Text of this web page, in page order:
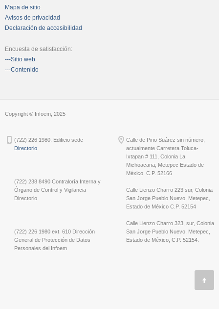
Mapa de sitio
Avisos de privacidad
Declaración de accesibilidad
Encuesta de satisfacción:
---Sitio web
---Contenido
Copyright © Infoem, 2025
(722) 226 1980. Edificio sede
Directorio
(722) 238 8490 Contraloría Interna y
Órgano de Control y Vigilancia
Directorio
(722) 226 1980 ext. 610 Dirección
General de Protección de Datos
Personales del Infoem
Calle de Pino Suárez sin número,
actualmente Carretera Toluca-
Ixtapan # 111, Colonia La
Michoacana; Metepec Estado de
México, C.P. 52166
Calle Lienzo Charro 223 sur, Colonia
San Jorge Pueblo Nuevo, Metepec,
Estado de México C.P. 52154
Calle Lienzo Charro 323, sur, Colonia
San Jorge Pueblo Nuevo, Metepec,
Estado de México, C.P. 52154.